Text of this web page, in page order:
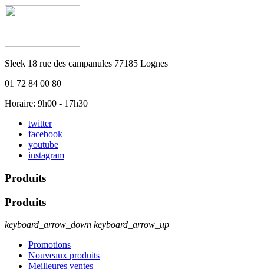
Sleek 18 rue des campanules 77185 Lognes
01 72 84 00 80
Horaire: 9h00 - 17h30
twitter
facebook
youtube
instagram
Produits
Produits
keyboard_arrow_down keyboard_arrow_up
Promotions
Nouveaux produits
Meilleures ventes